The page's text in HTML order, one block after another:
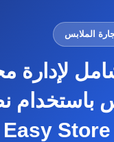
الملابس
لإدارة
باستخدام